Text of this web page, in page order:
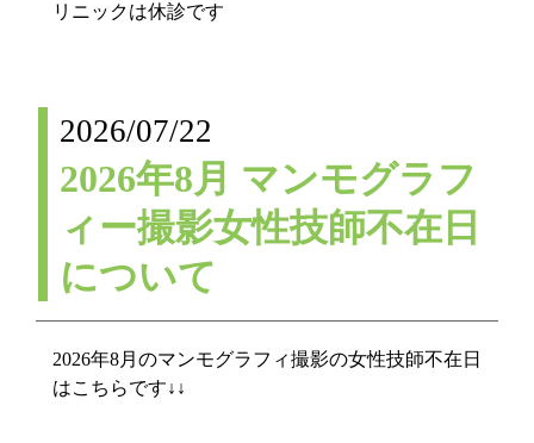
リニックは休診です
2026/07/22
2026年8月 マンモグラフ
ィー撮影女性技師不在日
について
2026年8月のマンモグラフィ撮影の女性技師不在日
はこちらです↓↓